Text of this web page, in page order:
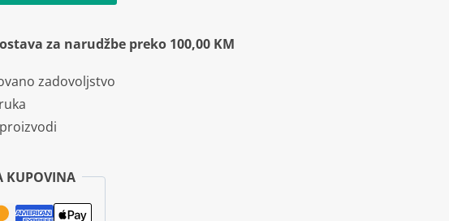
za narudžbe preko 100,00 KM
zadovoljstvo
KUPOVINA